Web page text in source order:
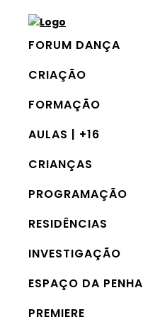
FORUM DANÇA
CRIAÇÃO
FORMAÇÃO
AULAS | +16
CRIANÇAS
PROGRAMAÇÃO
RESIDÊNCIAS
INVESTIGAÇÃO
ESPAÇO DA PENHA
PREMIERE